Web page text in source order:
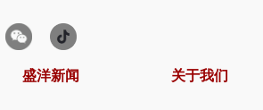
盛洋新闻 关于我们